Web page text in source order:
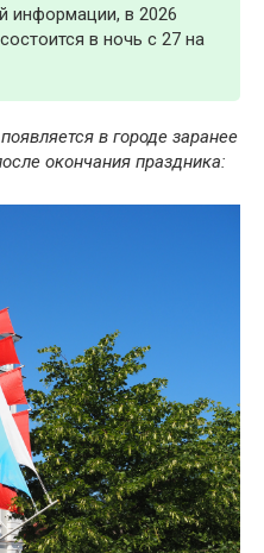
информации, в 2026
в ночь с 27 на
в городе заранее
окончания праздника: